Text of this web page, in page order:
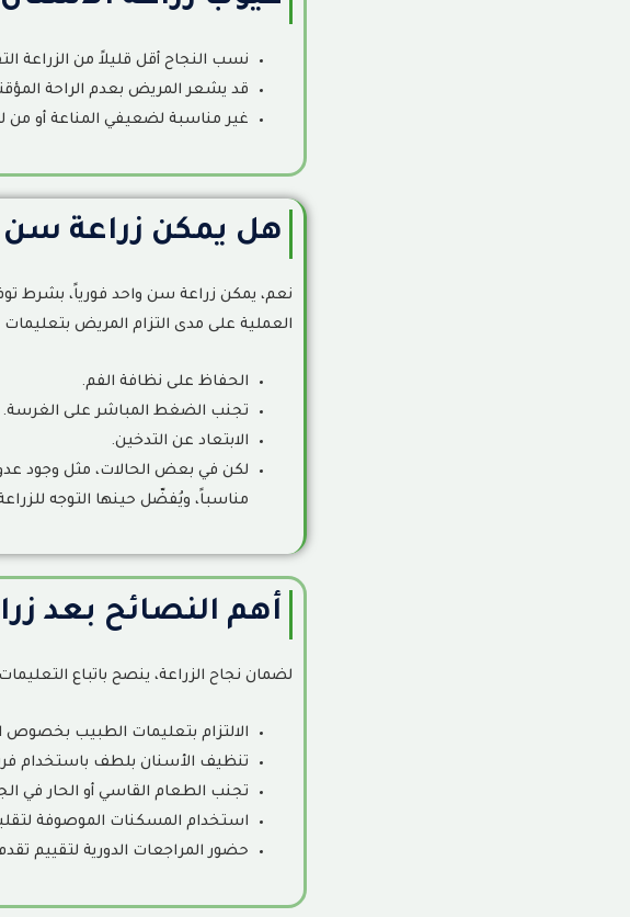
نسب النجاح أقل قليلاً من الزراعة
قد يشعر المريض بعدم الراحة
غير مناسبة لضعيفي المناعة أو من
هل يمكن زراعة سن
نعم، يمكن زراعة سن واحد فورياً، بشرط
العملية على مدى التزام المريض
الحفاظ على نظافة الفم.
تجنب الضغط المباشر على الغرسة.
الابتعاد عن التدخين.
لكن في بعض الحالات، مثل وجود
مناسباً، ويُفضّل حينها التوجه للزراعة
أهم النصائح بعد
لضمان نجاح الزراعة، ينصح باتباع التعليمات
الالتزام بتعليمات الطبيب بخصوص
تنظيف الأسنان بلطف باستخدام
تجنب الطعام القاسي أو الحار في
استخدام المسكنات الموصوفة
حضور المراجعات الدورية لتقييم